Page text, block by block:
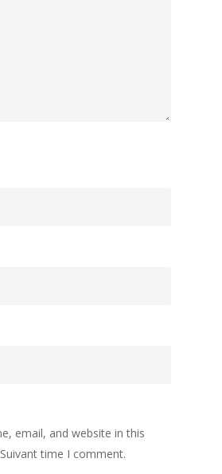
email, and website in this
time I comment.